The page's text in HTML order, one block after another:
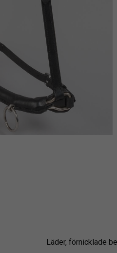
Läder, förnicklade